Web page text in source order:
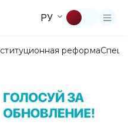
РУ
реформа